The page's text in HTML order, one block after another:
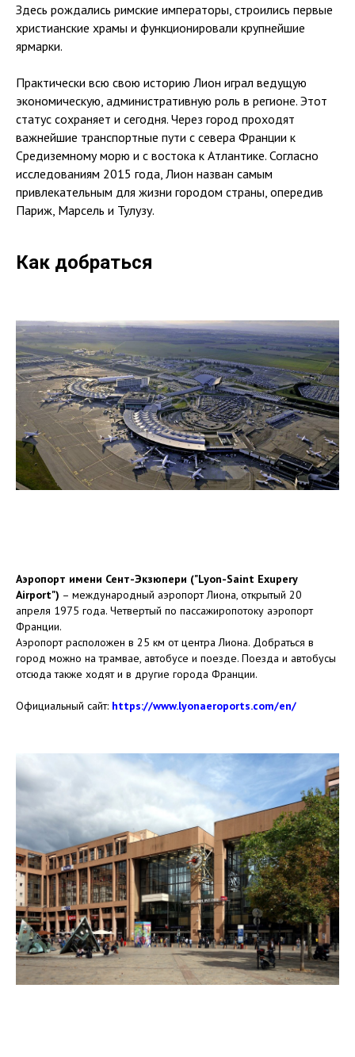
Здесь рождались римские императоры, строились первые
христианские храмы и функционировали крупнейшие
ярмарки.
Практически всю свою историю Лион играл ведущую
экономическую, административную роль в регионе. Этот
статус сохраняет и сегодня. Через город проходят
важнейшие транспортные пути с севера Франции к
Средиземному морю и с востока к Атлантике. Согласно
исследованиям 2015 года, Лион назван самым
привлекательным для жизни городом страны, опередив
Париж, Марсель и Тулузу.
Как добраться
Аэропорт имени Сент-Экзюпери ("Lyon-Saint Exupery
Airport") – международный аэропорт Лиона, открытый 20
апреля 1975 года. Четвертый по пассажиропотоку аэропорт
Франции.
Аэропорт расположен в 25 км от центра Лиона. Добраться в
город можно на трамвае, автобусе и поезде. Поезда и автобусы
отсюда также ходят и в другие города Франции.
Официальный сайт: https://www.lyonaeroports.com/en/